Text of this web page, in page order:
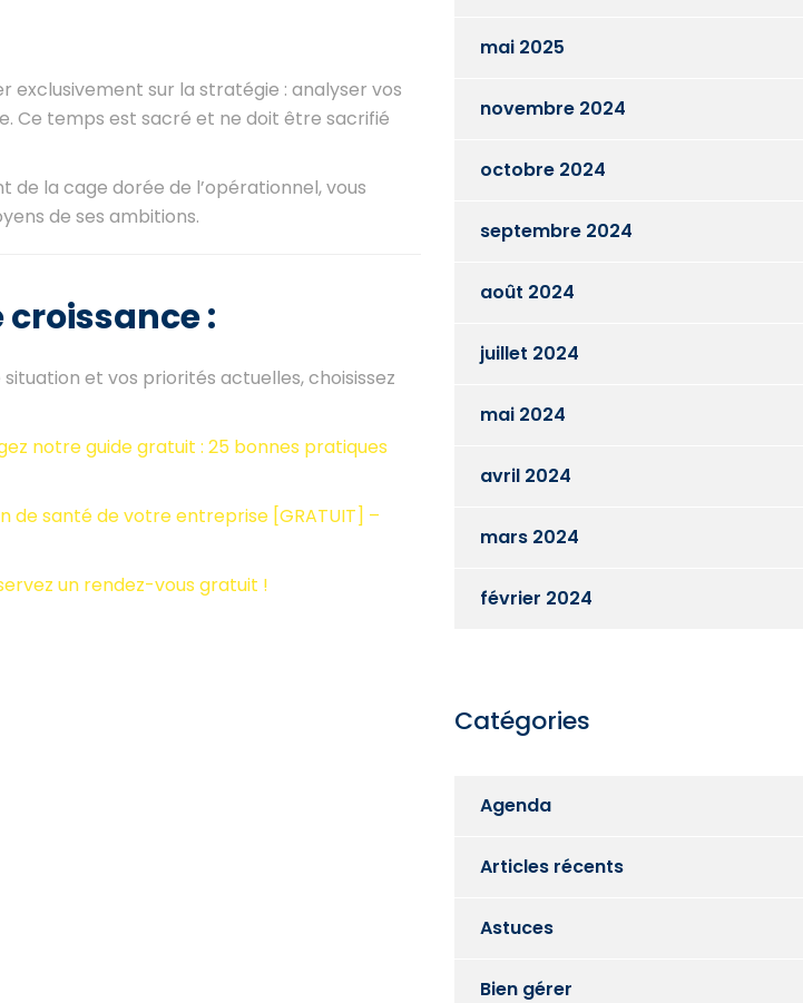
exclusivement sur la stratégie : analyser vos
Ce temps est sacré et ne doit être sacrifié
la cage dorée de l’opérationnel, vous
de ses ambitions.
:
et vos priorités actuelles, choisissez
notre guide gratuit : 25 bonnes pratiques
de santé de votre entreprise [GRATUIT] –
un rendez-vous gratuit !
mai 2025
novembre 2024
octobre 2024
septembre 2024
août 2024
juillet 2024
mai 2024
avril 2024
mars 2024
février 2024
Catégories
Agenda
Articles récents
Astuces
Bien gérer